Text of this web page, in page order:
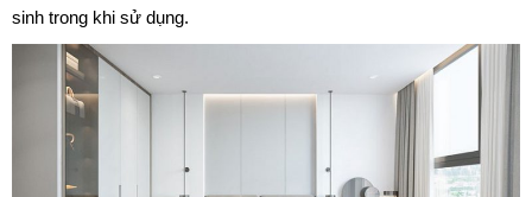
sinh trong khi sử dụng.